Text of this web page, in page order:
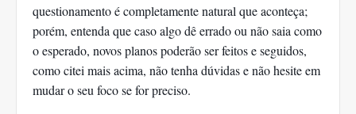
questionamento é completamente natural que aconteça;
porém, entenda que caso algo dê errado ou não saia como
o esperado, novos planos poderão ser feitos e seguidos,
como citei mais acima, não tenha dúvidas e não hesite em
mudar o seu foco se for preciso.